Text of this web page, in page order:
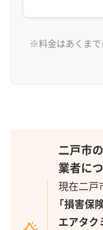
※料金はあくまで
二戸市
業者に
現在二戸
「損害保
エアタク